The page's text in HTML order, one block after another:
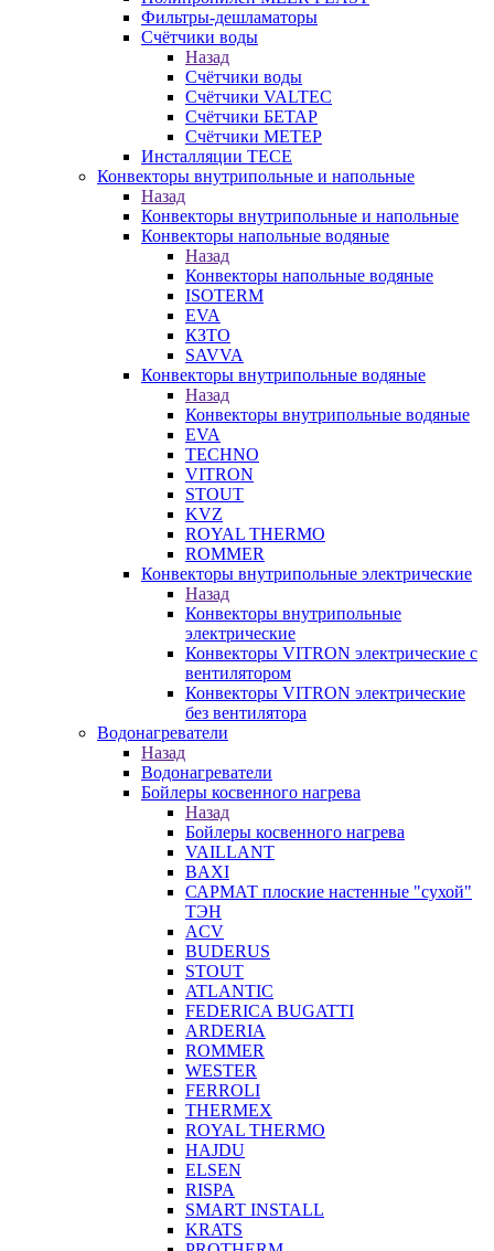
Фильтры-дешламаторы
Счётчики воды
Назад
Счётчики воды
Счётчики VALTEC
Счётчики БЕТАР
Счётчики МЕТЕР
Инсталляции TECE
Конвекторы внутрипольные и напольные
Назад
Конвекторы внутрипольные и напольные
Конвекторы напольные водяные
Назад
Конвекторы напольные водяные
ISOTERM
EVA
КЗТО
SAVVA
Конвекторы внутрипольные водяные
Назад
Конвекторы внутрипольные водяные
EVA
TECHNO
VITRON
STOUT
KVZ
ROYAL THERMO
ROMMER
Конвекторы внутрипольные электрические
Назад
Конвекторы внутрипольные
электрические
Конвекторы VITRON электрические с
вентилятором
Конвекторы VITRON электрические
без вентилятора
Водонагреватели
Назад
Водонагреватели
Бойлеры косвенного нагрева
Назад
Бойлеры косвенного нагрева
VAILLANT
BAXI
САРМАТ плоские настенные "сухой"
ТЭН
ACV
BUDERUS
STOUT
ATLANTIC
FEDERICA BUGATTI
ARDERIA
ROMMER
WESTER
FERROLI
THERMEX
ROYAL THERMO
HAJDU
ELSEN
RISPA
SMART INSTALL
KRATS